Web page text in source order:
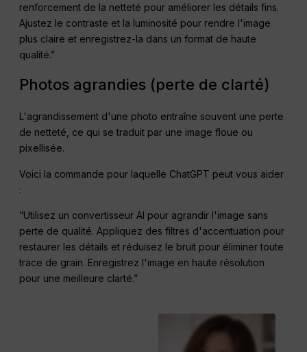
renforcement de la netteté pour améliorer les détails fins.
Ajustez le contraste et la luminosité pour rendre l'image
plus claire et enregistrez-la dans un format de haute
qualité.”
Photos agrandies (perte de clarté)
L'agrandissement d'une photo entraîne souvent une perte
de netteté, ce qui se traduit par une image floue ou
pixellisée.
Voici la commande pour laquelle ChatGPT peut vous aider
:
“Utilisez un convertisseur AI pour agrandir l'image sans
perte de qualité. Appliquez des filtres d'accentuation pour
restaurer les détails et réduisez le bruit pour éliminer toute
trace de grain. Enregistrez l'image en haute résolution
pour une meilleure clarté.”